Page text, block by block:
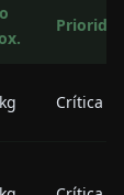
Crítica